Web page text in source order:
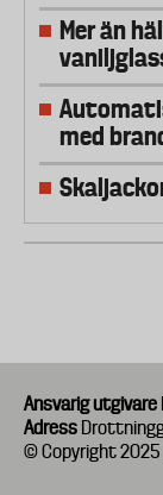
Mer än
med
Ansvarig utgivare
Adress
© Copyright